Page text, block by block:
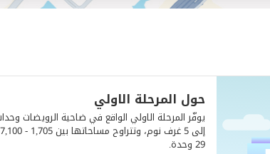
حول المرحلة الاولي
29 وحدة.